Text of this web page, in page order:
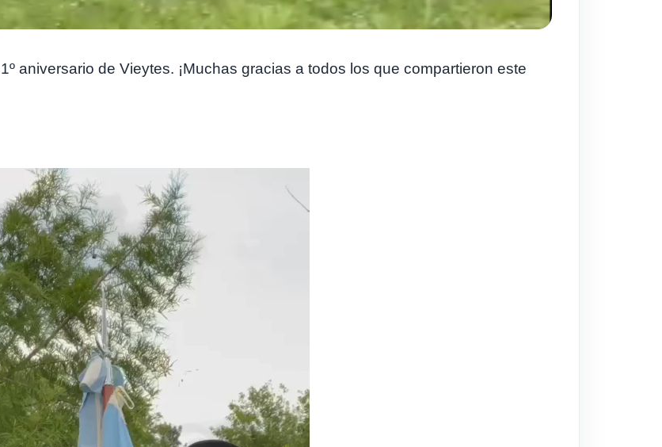
aniversario de Vieytes. ¡Muchas gracias a todos los que compartieron este